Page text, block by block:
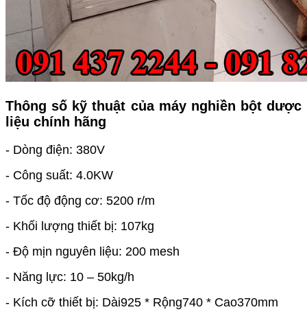
Thông số kỹ thuật của máy nghiền bột dược
liệu chính hãng
- Dòng điện: 380V
- Công suất: 4.0KW
- Tốc độ động cơ: 5200 r/m
- Khối lượng thiết bị: 107kg
- Độ mịn nguyên liệu: 200 mesh
- Năng lực: 10 – 50kg/h
- Kích cỡ thiết bị: Dài925 * Rộng740 * Cao370mm